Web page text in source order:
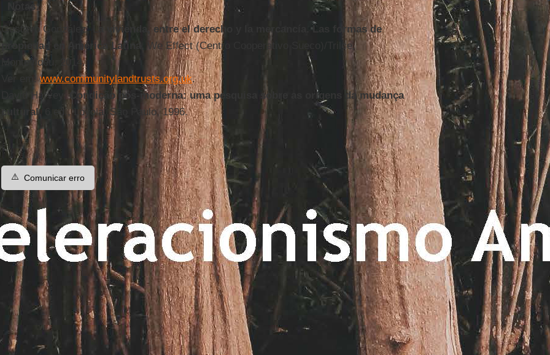
Notas:
Gustavo González, L
a vivienda, entre el derecho y la mercancía. Las formas de
propiedad en América Latina
, We Effect (Centro Cooperativo Sueco)/Trilce,
Montevidéu, 2014.
Ver em:www.communitylandtrusts.org.uk.
David Harvey,Condição pós-moderna: uma pesquisa sobre as origens da mudança
cultural, 6 ed., Loyola, São Paulo, 1996.
⚠️ Comunicar erro